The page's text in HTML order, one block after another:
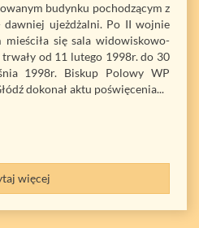
budynku pochodzącym z
dawniej ujeżdżalni. Po II wojnie
się sala widowiskowo-
od 11 lutego 1998r. do 30
1998r. Biskup Polowy WP
dokonał aktu poświęcenia...
więcej